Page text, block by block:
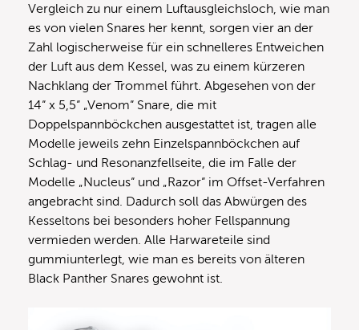
Vergleich zu nur einem Luftausgleichsloch, wie man
es von vielen Snares her kennt, sorgen vier an der
Zahl logischerweise für ein schnelleres Entweichen
der Luft aus dem Kessel, was zu einem kürzeren
Nachklang der Trommel führt. Abgesehen von der
14“ x 5,5“ „Venom“ Snare, die mit
Doppelspannböckchen ausgestattet ist, tragen alle
Modelle jeweils zehn Einzelspannböckchen auf
Schlag- und Resonanzfellseite, die im Falle der
Modelle „Nucleus“ und „Razor“ im Offset-Verfahren
angebracht sind. Dadurch soll das Abwürgen des
Kesseltons bei besonders hoher Fellspannung
vermieden werden. Alle Harwareteile sind
gummiunterlegt, wie man es bereits von älteren
Black Panther Snares gewohnt ist.